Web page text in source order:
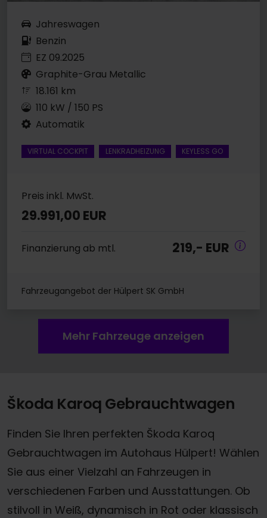
Jahreswagen
Benzin
EZ 09.2025
Graphite-Grau Metallic
18.161 km
110 kW / 150 PS
Automatik
VIRTUAL COCKPIT LENKRADHEIZUNG KEYLESS GO
Preis inkl. MwSt.
29.991,00 EUR
Finanzierung ab mtl. 219,- EUR
Fahrzeugangebot der Hülpert SK GmbH
Mehr Fahrzeuge anzeigen
Škoda Karoq Gebrauchtwagen
Finden Sie Ihren perfekten Škoda Karoq
Gebrauchtwagen im Autohaus Hülpert! Wählen
Sie aus einer Vielzahl an Fahrzeugen in
verschiedenen Farben und Ausstattungen. Ob
stilvoll in Weiß, dynamisch in Rot oder klassisch